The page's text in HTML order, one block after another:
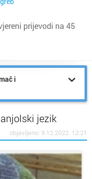
prijevodi na 45
i
jezik
objavljeno: 9.12.2022. 12:21